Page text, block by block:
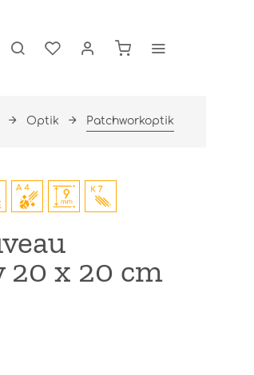
Optik Patchworkoptik
20 x 20 cm